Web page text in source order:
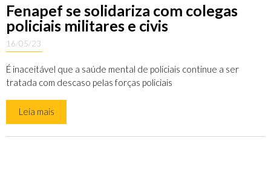
Fenapef se solidariza com colegas
policiais militares e civis
16/05/23
É inaceitável que a saúde mental de policiais continue a ser
tratada com descaso pelas forças policiais
Leia mais